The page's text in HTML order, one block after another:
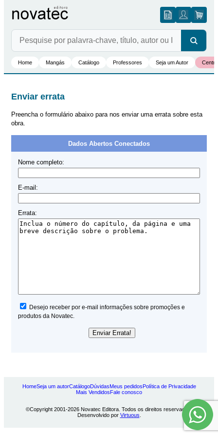
Home Mangás Catálogo Professores Seja um Autor
Enviar errata
Preencha o formulário abaixo para nos enviar uma errata sobre esta
obra.
Dados Abertos Conectados
Nome completo:
E-mail:
Errata:
Desejo receber por e-mail informações sobre promoções e
produtos da Novatec.
HomeSeja um autorCatálogoDúvidasMeus pedidosPolítica de Privacidade
Mais VendidosFale conosco
©Copyright 2001-2026 Novatec Editora. Todos os direitos reservados.
Desenvolvido por Virtuous